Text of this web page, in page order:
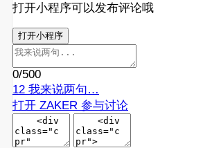
打开小程序可以发布评论哦
打开小程序
0/500
12 我来说两句…
打开 ZAKER 参与讨论